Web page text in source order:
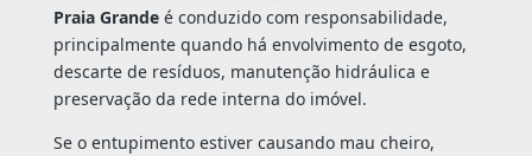
Praia Grandeé conduzido com responsabilidade,
principalmente quando há envolvimento de esgoto,
descarte de resíduos, manutenção hidráulica e
preservação da rede interna do imóvel.
Se o entupimento estiver causando mau cheiro,